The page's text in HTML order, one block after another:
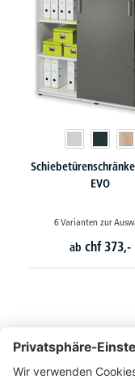
EVO
6 Varianten zur
ab chf 373,-
Montags bis Freitags von